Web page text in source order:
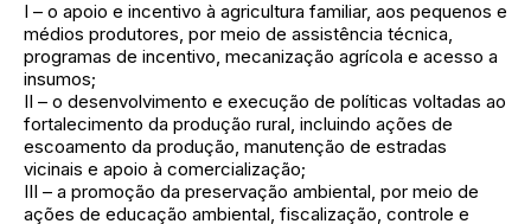
I – o apoio e incentivo à agricultura familiar, aos pequenos e
médios produtores, por meio de assistência técnica,
programas de incentivo, mecanização agrícola e acesso a
insumos;
II – o desenvolvimento e execução de políticas voltadas ao
fortalecimento da produção rural, incluindo ações de
escoamento da produção, manutenção de estradas
vicinais e apoio à comercialização;
III – a promoção da preservação ambiental, por meio de
ações de educação ambiental, fiscalização, controle e